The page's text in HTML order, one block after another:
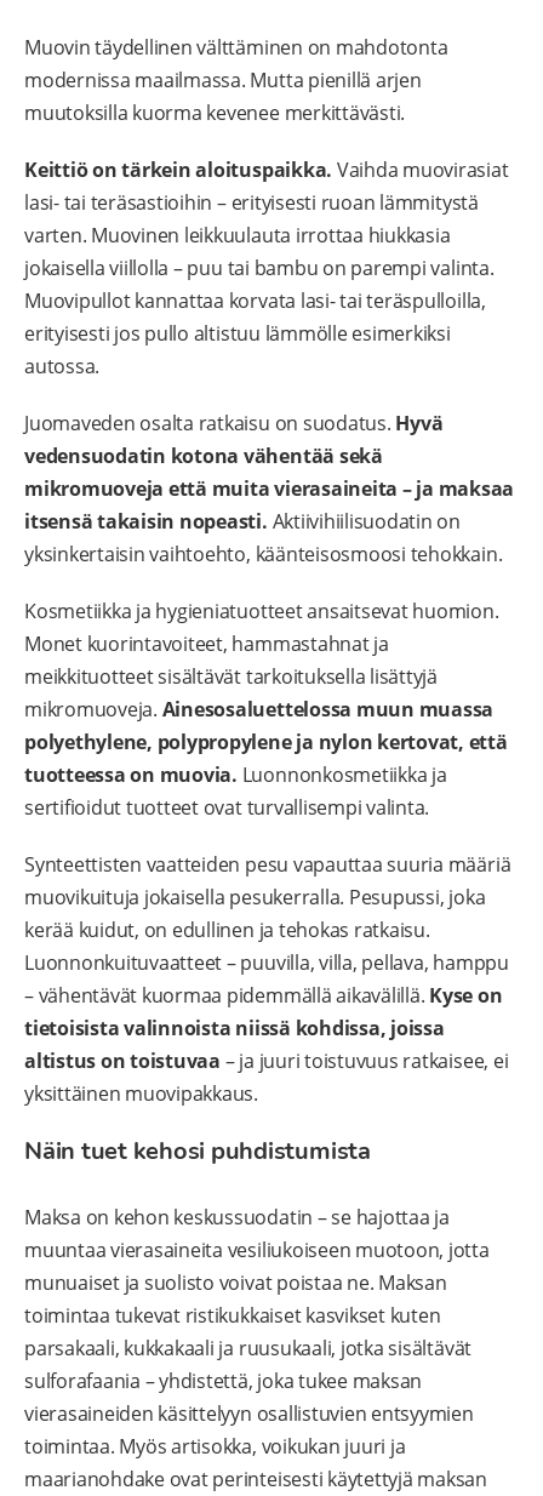
Muovin täydellinen välttäminen on mahdotonta
modernissa maailmassa. Mutta pienillä arjen
muutoksilla kuorma kevenee merkittävästi.
Keittiö on tärkein aloituspaikka. Vaihda muovirasiat
lasi- tai teräsastioihin – erityisesti ruoan lämmitystä
varten. Muovinen leikkuulauta irrottaa hiukkasia
jokaisella viillolla – puu tai bambu on parempi valinta.
Muovipullot kannattaa korvata lasi- tai teräspulloilla,
erityisesti jos pullo altistuu lämmölle esimerkiksi
autossa.
Juomaveden osalta ratkaisu on suodatus. Hyvä
vedensuodatin kotona vähentää sekä
mikromuoveja että muita vierasaineita – ja maksaa
itsensä takaisin nopeasti. Aktiivihiilisuodatin on
yksinkertaisin vaihtoehto, käänteisosmoosi tehokkain.
Kosmetiikka ja hygieniatuotteet ansaitsevat huomion.
Monet kuorintavoiteet, hammastahnat ja
meikkituotteet sisältävät tarkoituksella lisättyjä
mikromuoveja. Ainesosaluettelossa muun muassa
polyethylene, polypropylene ja nylon kertovat, että
tuotteessa on muovia. Luonnonkosmetiikka ja
sertifioidut tuotteet ovat turvallisempi valinta.
Synteettisten vaatteiden pesu vapauttaa suuria määriä
muovikuituja jokaisella pesukerralla. Pesupussi, joka
kerää kuidut, on edullinen ja tehokas ratkaisu.
Luonnonkuituvaatteet – puuvilla, villa, pellava, hamppu
– vähentävät kuormaa pidemmällä aikavälillä. Kyse on
tietoisista valinnoista niissä kohdissa, joissa
altistus on toistuvaa – ja juuri toistuvuus ratkaisee, ei
yksittäinen muovipakkaus.
Näin tuet kehosi puhdistumista
Maksa on kehon keskussuodatin – se hajottaa ja
muuntaa vierasaineita vesiliukoiseen muotoon, jotta
munuaiset ja suolisto voivat poistaa ne. Maksan
toimintaa tukevat ristikukkaiset kasvikset kuten
parsakaali, kukkakaali ja ruusukaali, jotka sisältävät
sulforafaania – yhdistettä, joka tukee maksan
vierasaineiden käsittelyyn osallistuvien entsyymien
toimintaa. Myös artisokka, voikukan juuri ja
maarianohdake ovat perinteisesti käytettyjä maksan